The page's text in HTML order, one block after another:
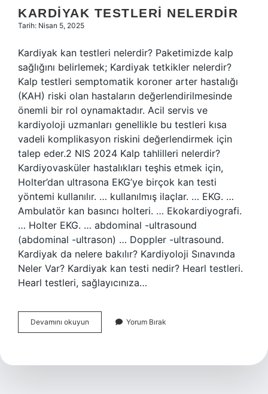
KARDIYAK TESTLERI NELERDIR
Tarih: Nisan 5, 2025
Kardiyak kan testleri nelerdir? Paketimizde kalp
sağlığını belirlemek; Kardiyak tetkikler nelerdir?
Kalp testleri semptomatik koroner arter hastalığı
(KAH) riski olan hastaların değerlendirilmesinde
önemli bir rol oynamaktadır. Acil servis ve
kardiyoloji uzmanları genellikle bu testleri kısa
vadeli komplikasyon riskini değerlendirmek için
talep eder.2 NIS 2024 Kalp tahlilleri nelerdir?
Kardiyovasküler hastalıkları teşhis etmek için,
Holter’dan ultrasona EKG’ye birçok kan testi
yöntemi kullanılır. … kullanılmış ilaçlar. … EKG. …
Ambulatör kan basıncı holteri. … Ekokardiyografi.
… Holter EKG. … abdominal -ultrasound
(abdominal -ultrason) … Doppler -ultrasound.
Kardiyak da nelere bakılır? Kardiyoloji Sınavında
Neler Var? Kardiyak kan testi nedir? Hearl testleri.
Hearl testleri, sağlayıcınıza…
Devamını okuyun Kardiyak
Testleri
Yorum Bırak